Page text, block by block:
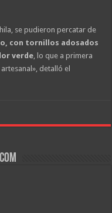
se pudieron percatar de
con tornillos adosados
verde, lo que a primera
detalló el